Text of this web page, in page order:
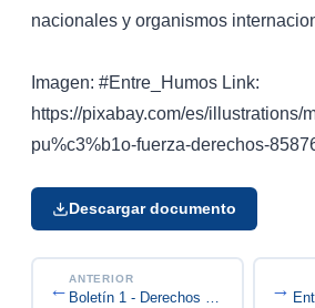
nacionales y organismos
Imagen: #Entre_Humos Link:
https://pixabay.com/es/illustrations/
pu%c3%b1o-fuerza-derechos-
Descargar documento
← ANTERIOR
Boletín 1 - Derechos Humanos en el Departamento...
Comunicación
→